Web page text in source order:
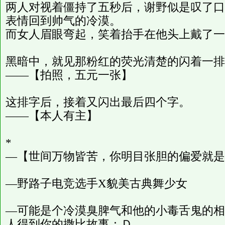
两人对视着僵持了五秒后，谢野似是叹了
表情回到帅气的冷漠。
而女人眉眼弯起，笑着抬手在他头上戴了
黑暗中，就见那粉红的荧光清楚的闪着一
——【拍照，五元一张】
这排字后，接着又闪出最后四个字。
——【本人有主】
*
—【世间万物皆苦，你明目张胆的偏爱就
—野路子电竞选手X貌美古典舞少女
—可能是个冷漠臭脾气和他的小毒舌鬼的